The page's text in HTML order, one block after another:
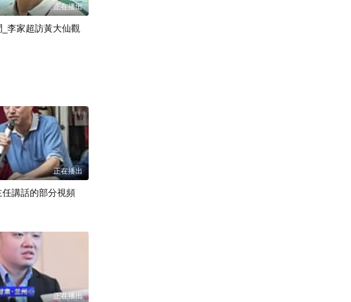
，香港百業興旺、馬
正在播出
李家超訪黃大仙觀
正在播出
講話的部分視頻
正在播出